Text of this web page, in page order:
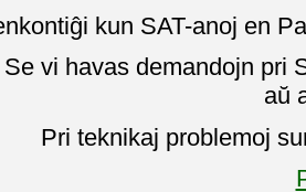
kun SAT-anoj en
Se vi havas demandojn pri
aŭ
Pri teknikaj problemoj